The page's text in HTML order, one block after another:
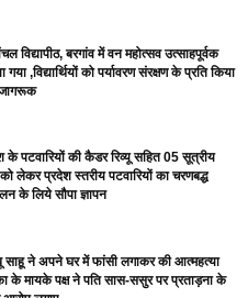
विद्यापीठ, बरगांव में वन महोत्सव उत्साहपूर्वक
गया ,विद्यार्थियों को पर्यावरण संरक्षण के प्रति किया
के पटवारियों की कैडर रिव्यू सहित 05 सूत्रीय
को लेकर प्रदेश स्तरीय पटवारियों का चरणबद्ध
के लिये सौपा ज्ञापन
ने अपने घर में फांसी लगाकर की आत्महत्या
के मायके पक्ष ने पति सास-ससुर पर प्रताड़ना के